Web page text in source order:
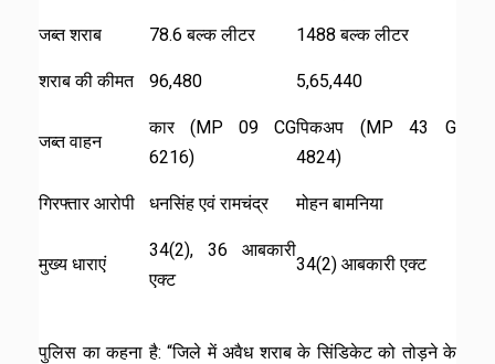
जब्त शराब 78.6 बल्क लीटर 1488 बल्क लीटर
शराब की कीमत ₹96,480 ₹5,65,440
जब्त वाहन
कार (MP 09 CG
6216)
पिकअप (MP 43 G
4824)
गिरफ्तार आरोपी धनसिंह एवं रामचंद्र मोहन बामनिया
मुख्य धाराएं
34(2), 36 आबकारी
एक्ट
34(2) आबकारी एक्ट
पुलिस का कहना है: “जिले में अवैध शराब के सिंडिकेट को तोड़ने के